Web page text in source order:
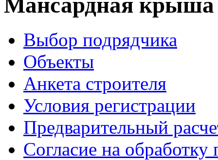
Мансардная крыша
Выбор подрядчика
Объекты
Анкета строителя
Условия регистрации
Предварительный
Согласие на